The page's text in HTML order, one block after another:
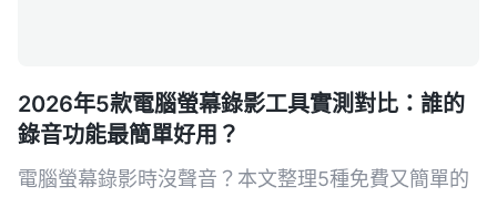
2026年5款電腦螢幕錄影工具實測對比：誰的
錄音功能最簡單好用？
電腦螢幕錄影時沒聲音？本文整理5種免費又簡單的